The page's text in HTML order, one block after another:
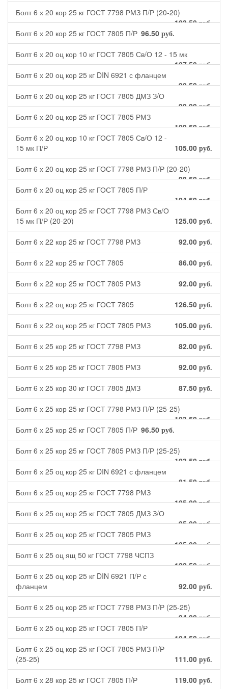
Болт 6 х 20 кор 25 кг ГОСТ 7798 РМЗ П/Р (20-20)
103.50руб.
Болт 6 х 20 кор 25 кг ГОСТ 7805 П/Р 96.50 руб.
Болт 6 х 20 оц кор 10 кг ГОСТ 7805 Св/О 12 - 15 мк
107.50руб.
Болт 6 х 20 оц кор 25 кг DIN 6921 с фланцем
90.50руб.
Болт 6 х 20 оц кор 25 кг ГОСТ 7805 ДМЗ З/О
99.00руб.
Болт 6 х 20 оц кор 25 кг ГОСТ 7805 РМЗ
109.50руб.
Болт 6 х 20 оц кор 10 кг ГОСТ 7805 Св/О 12 -
15 мк П/Р
105.00 руб.
Болт 6 х 20 оц кор 25 кг ГОСТ 7798 РМЗ П/Р (20-20)
98.50руб.
Болт 6 х 20 оц кор 25 кг ГОСТ 7805 П/Р
104.50руб.
Болт 6 х 20 оц кор 25 кг ГОСТ 7798 РМЗ Св/О
15 мк П/Р (20-20)
125.00 руб.
Болт 6 х 22 кор 25 кг ГОСТ 7798 РМЗ 92.00 руб.
Болт 6 х 22 кор 25 кг ГОСТ 7805 86.00 руб.
Болт 6 х 22 кор 25 кг ГОСТ 7805 РМЗ 92.00 руб.
Болт 6 х 22 оц кор 25 кг ГОСТ 7805 126.50 руб.
Болт 6 х 22 оц кор 25 кг ГОСТ 7805 РМЗ 105.00 руб.
Болт 6 х 25 кор 25 кг ГОСТ 7798 РМЗ 82.00 руб.
Болт 6 х 25 кор 25 кг ГОСТ 7805 РМЗ 92.00 руб.
Болт 6 х 25 кор 30 кг ГОСТ 7805 ДМЗ 87.50 руб.
Болт 6 х 25 кор 25 кг ГОСТ 7798 РМЗ П/Р (25-25)
103.50руб.
Болт 6 х 25 кор 25 кг ГОСТ 7805 П/Р 96.50 руб.
Болт 6 х 25 кор 25 кг ГОСТ 7805 РМЗ П/Р (25-25)
103.50руб.
Болт 6 х 25 оц кор 25 кг DIN 6921 с фланцем
81.50руб.
Болт 6 х 25 оц кор 25 кг ГОСТ 7798 РМЗ
105.00руб.
Болт 6 х 25 оц кор 25 кг ГОСТ 7805 ДМЗ З/О
95.00руб.
Болт 6 х 25 оц кор 25 кг ГОСТ 7805 РМЗ
105.00руб.
Болт 6 х 25 оц ящ 50 кг ГОСТ 7798 ЧСПЗ
122.50руб.
Болт 6 х 25 оц кор 25 кг DIN 6921 П/Р с
фланцем
92.00 руб.
Болт 6 х 25 оц кор 25 кг ГОСТ 7798 РМЗ П/Р (25-25)
94.00руб.
Болт 6 х 25 оц кор 25 кг ГОСТ 7805 П/Р
104.50руб.
Болт 6 х 25 оц кор 25 кг ГОСТ 7805 РМЗ П/Р
(25-25)
111.00 руб.
Болт 6 х 28 кор 25 кг ГОСТ 7805 П/Р 119.00 руб.